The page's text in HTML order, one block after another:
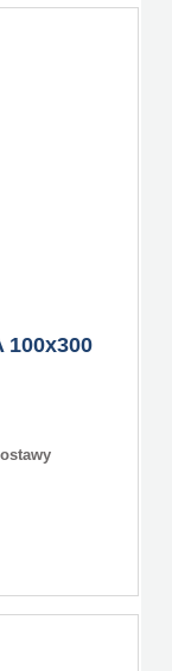
100x300